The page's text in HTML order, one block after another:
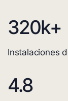
320k+
Instalaciones
4.8